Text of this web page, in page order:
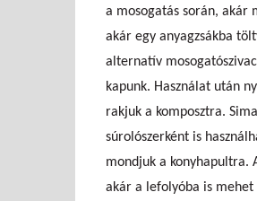
a mosogatás során, akár
akár egy anyagzsákba
alternatív
kapunk. Használat után
rakjuk a komposztra. Sima
súrolószerként is
mondjuk a konyhapultra.
akár a lefolyóba is mehet